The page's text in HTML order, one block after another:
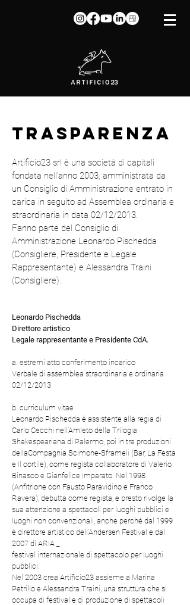
TRASPARENZA
Artificio23 srl è una società di capitali
fondata nell'anno 2003, amministrata da
un Consiglio di Amministrazione entrato in
carica in seguito ad Assemblea ordinaria e
straordinaria in data 02/12/2013.
Fanno parte del Consiglio di
Amministrazione Leonardo Pischedda
(Consigliere, Presidente e Legale
Rappresentante) e Alessandra Traini
(Consigliere).
Leonardo Pischedda
Direttore artistico
Legale rappresentante e Presidente CdA.
a. estremi atto conferimento incarico
Verbale di assemblea straordinaria e ordinaria
02/12/2013
b. curriculum vitae
Leonardo Pischedda è assistente alla regia di
Carlo Cecchi nell’Amleto della Trilogia
Shakespeariana di Palermo, poi in tre produzioni
dellaCompagnia Scimone-Sframeli (Bar, La Festa
e Il cortile), come regista collaboratore di Valerio
Binasco e Gianfelice Imparato. Nel 1998
(Anfitrione con Fausto Paravidino e Franco
Ravera), debutta come regista, e presto rivolge la
sua attenzione a spettacoli per luoghi pubblici e
luoghi non convenzionali, anche perché dal 1999
è direttore artistico dell’Andersen Festival e dal
2007 di ARIA _
festival internazionale di spettacolo per luoghi
pubblici.
Nel 2003 crea Artificio23 assieme a Marina
Petrillo e Alessandra Traini, una struttura che si
occupa di festival e di produzione di spettacoli